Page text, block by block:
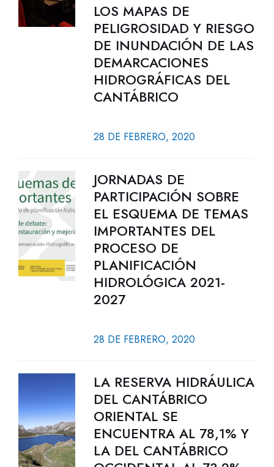
LOS MAPAS DE
PELIGROSIDAD Y RIESGO
DE INUNDACIÓN DE LAS
DEMARCACIONES
HIDROGRÁFICAS DEL
CANTÁBRICO
28 DE FEBRERO, 2020
JORNADAS DE
PARTICIPACIÓN SOBRE
EL ESQUEMA DE TEMAS
IMPORTANTES DEL
PROCESO DE
PLANIFICACIÓN
HIDROLÓGICA 2021-
2027
28 DE FEBRERO, 2020
LA RESERVA HIDRÁULICA
DEL CANTÁBRICO
ORIENTAL SE
ENCUENTRA AL 78,1% Y
LA DEL CANTÁBRICO